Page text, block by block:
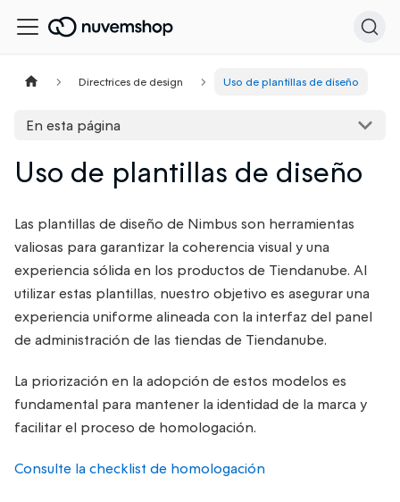
Directrices de design Uso de plantillas de diseño
En esta página
Uso de plantillas de diseño
Las plantillas de diseño de Nimbus son herramientas
valiosas para garantizar la coherencia visual y una
experiencia sólida en los productos de Tiendanube. Al
utilizar estas plantillas, nuestro objetivo es asegurar una
experiencia uniforme alineada con la interfaz del panel
de administración de las tiendas de Tiendanube.
La priorización en la adopción de estos modelos es
fundamental para mantener la identidad de la marca y
facilitar el proceso de homologación.
Consulte la checklist de homologación